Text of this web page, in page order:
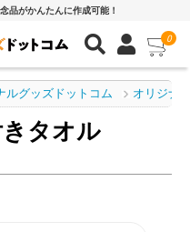
品がかんたんに作成可能！
0
ルグッズドットコム オリジナ
タオル